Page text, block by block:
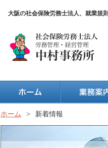
大阪の社会保険労務士法人、就業規
ホーム > 新着情報